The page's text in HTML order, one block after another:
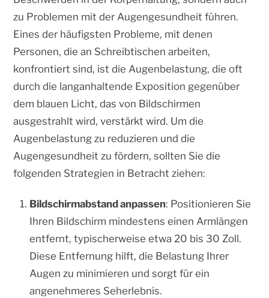
zu Problemen mit der Augengesundheit führen.
Eines der häufigsten Probleme, mit denen
Personen, die an Schreibtischen arbeiten,
konfrontiert sind, ist die Augenbelastung, die oft
durch die langanhaltende Exposition gegenüber
dem blauen Licht, das von Bildschirmen
ausgestrahlt wird, verstärkt wird. Um die
Augenbelastung zu reduzieren und die
Augengesundheit zu fördern, sollten Sie die
folgenden Strategien in Betracht ziehen:
Bildschirmabstand anpassen: Positionieren Sie
Ihren Bildschirm mindestens einen Armlängen
entfernt, typischerweise etwa 20 bis 30 Zoll.
Diese Entfernung hilft, die Belastung Ihrer
Augen zu minimieren und sorgt für ein
angenehmeres Seherlebnis.